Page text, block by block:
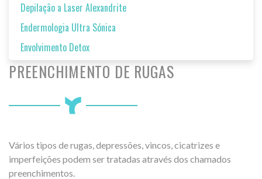
Depilação a Laser Alexandrite
Endermologia Ultra Sónica
Envolvimento Detox
PREENCHIMENTO DE RUGAS
Vários tipos de rugas, depressões, vincos, cicatrizes e
imperfeições podem ser tratadas através dos chamados
preenchimentos.